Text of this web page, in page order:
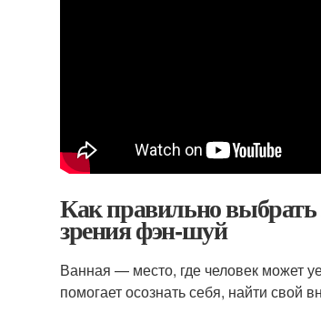
Как правильно выбрать
зрения фэн-шуй
Ванная — место, где человек может
помогает осознать себя, найти свой